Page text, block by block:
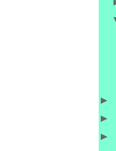
►
►
►